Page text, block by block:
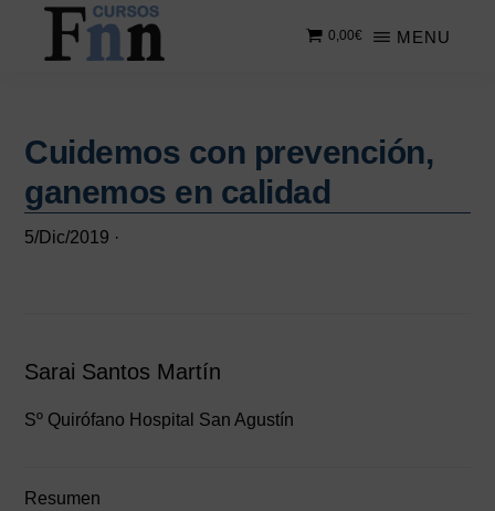
Saltar
contenido
Saltar
principal
online
MENU
0,00€
Cuidemos con prevención,
ganemos en calidad
5/Dic/2019 ·
Sarai Santos Martín
Sº Quirófano Hospital San Agustín
Resumen